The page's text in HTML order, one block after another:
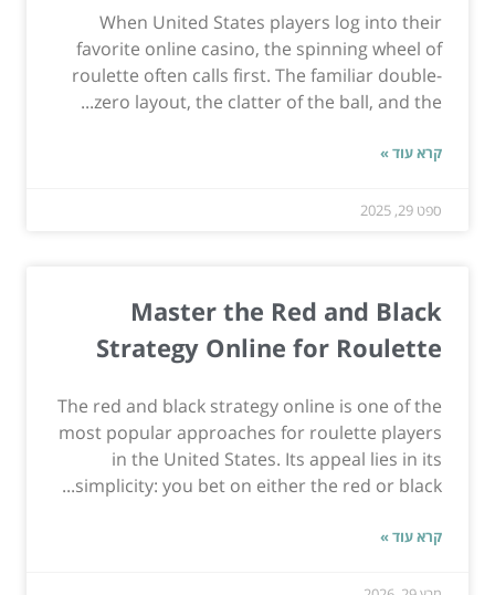
When United States players log into their
favorite online casino, the spinning wheel of
roulette often calls first. The familiar double-
zero layout, the clatter of the ball, and the...
קרא עוד »
ספט 29, 2025
Master the Red and Black
Strategy Online for Roulette
The red and black strategy online is one of the
most popular approaches for roulette players
in the United States. Its appeal lies in its
simplicity: you bet on either the red or black...
קרא עוד »